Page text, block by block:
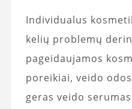
Individualus
kelių problemų
pageidaujamos
poreikiai, veido
geras veido